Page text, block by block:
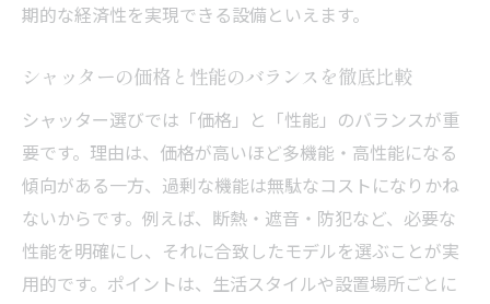
期的な経済性を実現できる設備といえます。
シャッターの価格と性能のバランスを徹底比較
シャッター選びでは「価格」と「性能」のバランスが重
要です。理由は、価格が高いほど多機能・高性能になる
傾向がある一方、過剰な機能は無駄なコストになりかね
ないからです。例えば、断熱・遮音・防犯など、必要な
性能を明確にし、それに合致したモデルを選ぶことが実
用的です。ポイントは、生活スタイルや設置場所ごとに